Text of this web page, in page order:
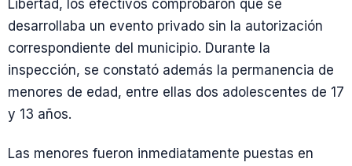
Libertad, los efectivos comprobaron que se
desarrollaba un evento privado sin la autorización
correspondiente del municipio. Durante la
inspección, se constató además la permanencia de
menores de edad, entre ellas dos adolescentes de 17
y 13 años.
Las menores fueron inmediatamente puestas en